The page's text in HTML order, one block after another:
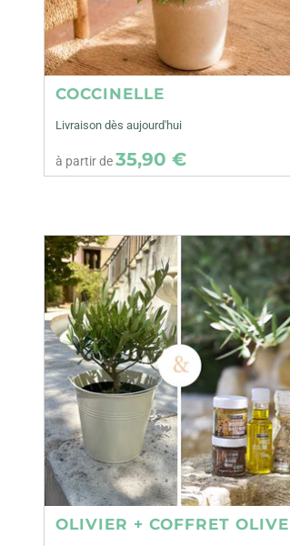
COCCINELLE
Livraison dès aujourd'hui
à partir de35,90 €
OLIVIER + COFFRET OLIVE